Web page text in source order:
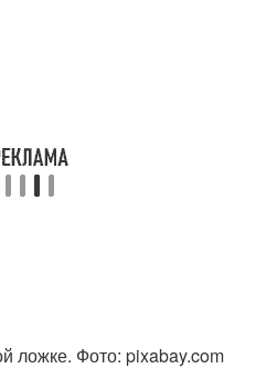
ложке. Фото: pixabay.com